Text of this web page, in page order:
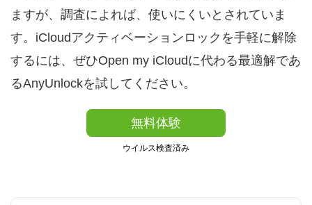
ますが、調査によれば、使いにくいとされていま
す。iCloudアクティベーションロックを手軽に解除
するには、ぜひOpen my iCloudに代わる最適解であ
るAnyUnlockを試してください。
無料体験
ウイルス検査済み